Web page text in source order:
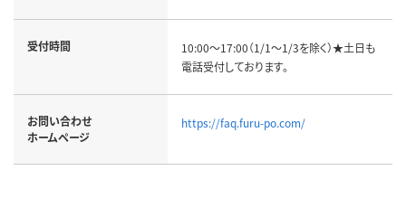
受付時間
10:00～17:00（1/1～1/3を除く）★土日も
電話受付しております。
お問い合わせ
ホームページ
https://faq.furu-po.com/